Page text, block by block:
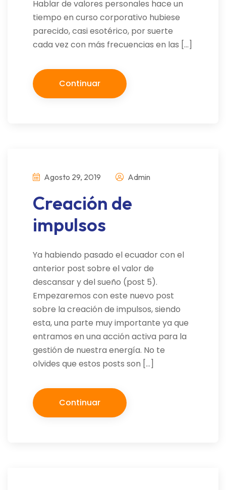
Hablar de valores personales hace un
tiempo en curso corporativo hubiese
parecido, casi esotérico, por suerte
cada vez con más frecuencias en las […]
Continuar
Agosto 29, 2019 Admin
Creación de
impulsos
Ya habiendo pasado el ecuador con el
anterior post sobre el valor de
descansar y del sueño (post 5).
Empezaremos con este nuevo post
sobre la creación de impulsos, siendo
esta, una parte muy importante ya que
entramos en una acción activa para la
gestión de nuestra energía. No te
olvides que estos posts son […]
Continuar